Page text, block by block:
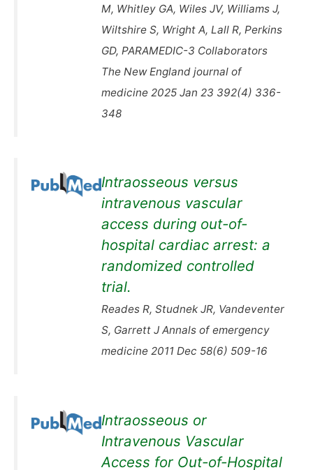
M, Whitley GA, Wiles JV, Williams J,
Wiltshire S, Wright A, Lall R, Perkins
GD, PARAMEDIC-3 Collaborators
The New England journal of
medicine 2025 Jan 23 392(4) 336-
348
Intraosseous versus
intravenous vascular
access during out-of-
hospital cardiac arrest: a
randomized controlled
trial.
Reades R, Studnek JR, Vandeventer
S, Garrett J Annals of emergency
medicine 2011 Dec 58(6) 509-16
Intraosseous or
Intravenous Vascular
Access for Out-of-Hospital